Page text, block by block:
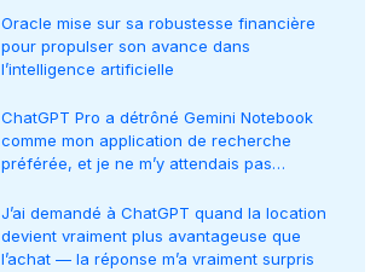
Oracle mise sur sa robustesse financière
pour propulser son avance dans
l’intelligence artificielle
ChatGPT Pro a détrôné Gemini Notebook
comme mon application de recherche
préférée, et je ne m’y attendais pas…
J’ai demandé à ChatGPT quand la location
devient vraiment plus avantageuse que
l’achat — la réponse m’a vraiment surpris